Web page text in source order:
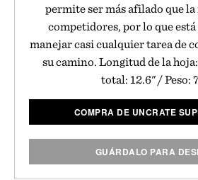
permite ser más afilado que la
competidores, por lo que
manejar casi cualquier tarea de
su camino. Longitud de la
total: 12.6" / Peso:
COMPRA DE UNCRATE
GUÁRDALO PARA